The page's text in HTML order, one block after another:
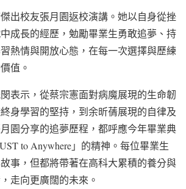
出校友張月園返校演講。她以自身從挫
成長的經歷，勉勵畢業生勇敢追夢、持
熱情與開放心態，在每一次選擇與歷練
值。
表示，從蔡宗憲面對病魔展現的生命韌
身學習的堅持，到余昕蒨展現的自律及
園分享的追夢歷程，都呼應今年畢業典
to Anywhere」的精神。每位畢業生
事，但都將帶著在高科大累積的養分與
走向更廣闊的未來。